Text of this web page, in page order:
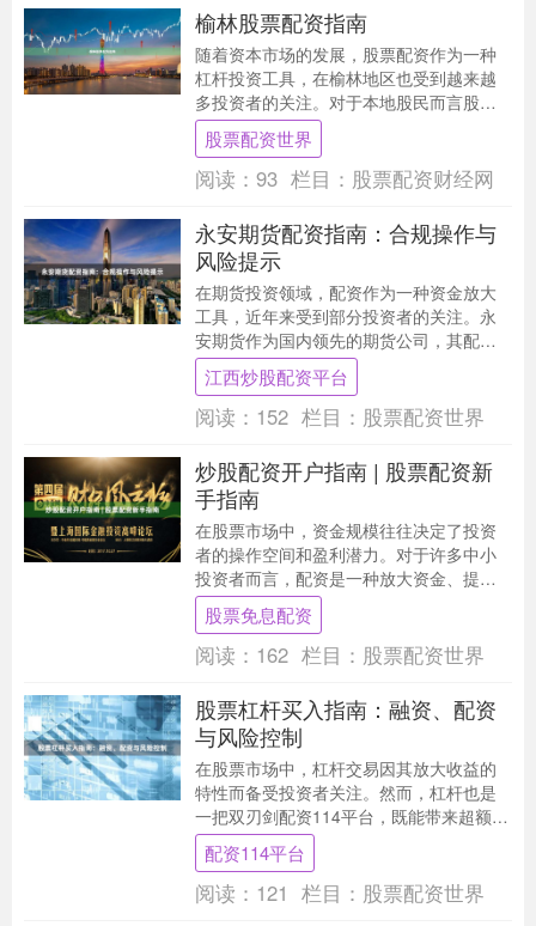
榆林股票配资指南
随着资本市场的发展，股票配资作为一种
杠杆投资工具，在榆林地区也受到越来越
多投资者的关注。对于本地股民而言股票
配资世界，了解配资的基本逻辑、操作流
程及潜在风险，是....
股票配资世界
阅读： 93 栏目： 股票配资财经网
永安期货配资指南：合规操作与
风险提示
在期货投资领域，配资作为一种资金放大
工具，近年来受到部分投资者的关注。永
安期货作为国内领先的期货公司，其配资
业务始终遵循监管要求，坚持合规经营。
本文将为投资者系....
江西炒股配资平台
阅读： 152 栏目： 股票配资世界
炒股配资开户指南 | 股票配资新
手指南
在股票市场中，资金规模往往决定了投资
者的操作空间和盈利潜力。对于许多中小
投资者而言，配资是一种放大资金、提升
收益的常见方式。本文将为您详细介绍炒
股配资的开户流程....
股票免息配资
阅读： 162 栏目： 股票配资世界
股票杠杆买入指南：融资、配资
与风险控制
在股票市场中，杠杆交易因其放大收益的
特性而备受投资者关注。然而，杠杆也是
一把双刃剑配资114平台，既能带来超额回
报，也可能导致巨额亏损。本文将详细介
绍股票杠杆买....
配资114平台
阅读： 121 栏目： 股票配资世界